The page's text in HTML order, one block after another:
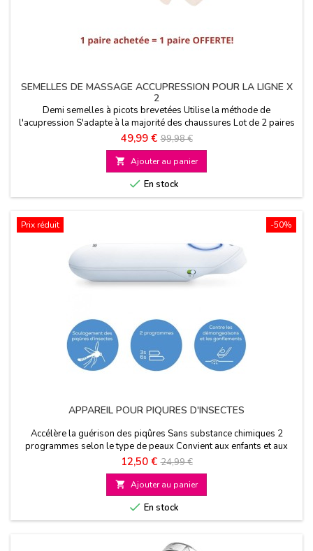
SEMELLES DE MASSAGE ACCUPRESSION POUR LA LIGNE X
2
Demi semelles à picots brevetées Utilise la méthode de
l'acupression S'adapte à la majorité des chaussures Lot de 2 paires
Prix
49,99 € Prix
de
base
99,98 €
 Ajouter au panier
 En stock
-50%
Prix réduit
APPAREIL POUR PIQURES D'INSECTES
Accélère la guérison des piqûres Sans substance chimiques 2
programmes selon le type de peaux Convient aux enfants et aux
femmes enceintes
Prix
12,50 € Prix
de
base
24,99 €
 Ajouter au panier
 En stock